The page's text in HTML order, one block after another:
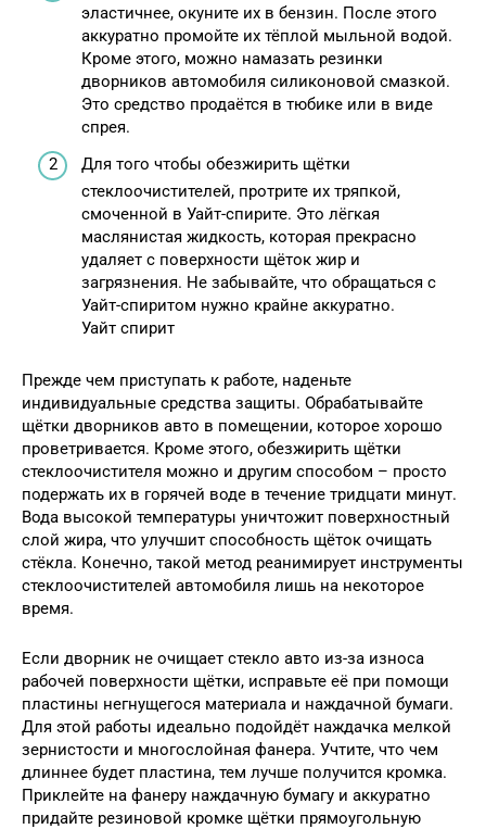
эластичнее, окуните их в бензин. После этого
аккуратно промойте их тёплой мыльной водой.
Кроме этого, можно намазать резинки
дворников автомобиля силиконовой смазкой.
Это средство продаётся в тюбике или в виде
спрея.
Для того чтобы обезжирить щётки
стеклоочистителей, протрите их тряпкой,
смоченной в Уайт-спирите. Это лёгкая
маслянистая жидкость, которая прекрасно
удаляет с поверхности щёток жир и
загрязнения. Не забывайте, что обращаться с
Уайт-спиритом нужно крайне аккуратно.
Уайт спирит
Прежде чем приступать к работе, наденьте
индивидуальные средства защиты. Обрабатывайте
щётки дворников авто в помещении, которое хорошо
проветривается. Кроме этого, обезжирить щётки
стеклоочистителя можно и другим способом – просто
подержать их в горячей воде в течение тридцати минут.
Вода высокой температуры уничтожит поверхностный
слой жира, что улучшит способность щёток очищать
стёкла. Конечно, такой метод реанимирует инструменты
стеклоочистителей автомобиля лишь на некоторое
время.
Если дворник не очищает стекло авто из-за износа
рабочей поверхности щётки, исправьте её при помощи
пластины негнущегося материала и наждачной бумаги.
Для этой работы идеально подойдёт наждачка мелкой
зернистости и многослойная фанера. Учтите, что чем
длиннее будет пластина, тем лучше получится кромка.
Приклейте на фанеру наждачную бумагу и аккуратно
придайте резиновой кромке щётки прямоугольную